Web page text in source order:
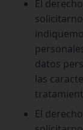
El
datos
las
El